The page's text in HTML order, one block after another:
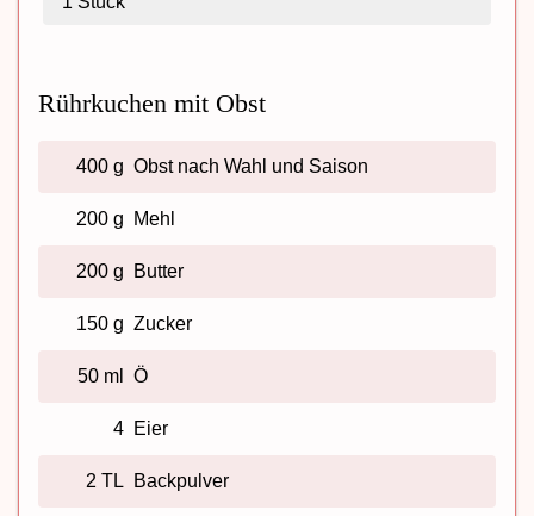
Rührkuchen mit Obst
400 g Obst nach Wahl und Saison
200 g Mehl
200 g Butter
150 g Zucker
50 ml Ö
4 Eier
2 TL Backpulver